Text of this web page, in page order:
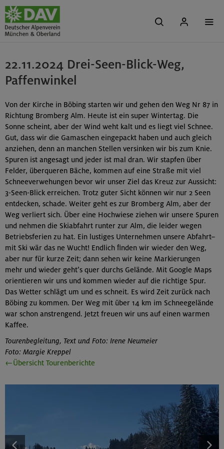
22.11.2024 Drei-Seen-Blick-Weg,
Paffenwinkel
Von der Kirche in Böbing starten wir und gehen den Weg Nr 87 in
Richtung Bromberg Alm. Heute ist ein super Wintertag. Die
Sonne scheint, aber der Wind weht kalt und es liegt viel Schnee.
Gut, dass wir die Gamaschen eingepackt haben und auch gleich
anziehen, denn an manchen Stellen versinken wir bis zum Knie.
Spuren ist angesagt und jeder ist mal dran. Wir stapfen über
Felder, überqueren Bäche, kommen auf eine Straße mit viel
Schneeverwehungen bevor wir unser Ziel das Kreuz zur Aussicht:
3-Seen-Blick erreichen. Trotz guter Sicht können wir nur 2 Seen
entdecken, schade. Weiter geht es zur Bromberg Alm, aber der
Weg verliert sich. Über eine Hochwiese ziehen wir unsere Spuren
und nehmen die Skiabfahrt runter zur Alm, die leider wegen
Betriebsferien zu hat. Ein lustiges Unternehmen unsere Abfahrt–
mit Ski wär das ne Wucht! Endlich ﬁnden wir wieder den Weg,
aber nur für kurze Zeit; dann sehen wir keine Markierungen
mehr und wieder geht’s quer durchs Gelände. Mit Google Maps
orientieren wir uns und kommen wieder auf die richtige Spur.
Das Wetter schlägt um und es schneit. Es wird Zeit zurück nach
Böbing zu kommen. Der Weg mit über 14 km im Schneegelände
war schon anstrengend. Jetzt freuen wir uns auf einen warmen
Kaffee.
Tourenbegleitung, Text und Foto: Irene Neumeier
Foto: Margie Kreppel
←Übersicht Tourenberichte